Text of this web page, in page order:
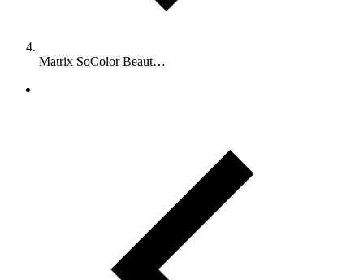
Matrix SoColor Beaut…